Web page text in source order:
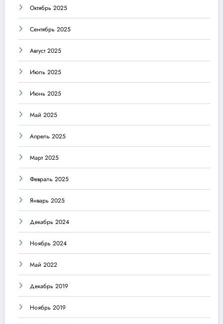
Октябрь 2025
Сентябрь 2025
Август 2025
Июль 2025
Июнь 2025
Май 2025
Апрель 2025
Март 2025
Февраль 2025
Январь 2025
Декабрь 2024
Ноябрь 2024
Май 2022
Декабрь 2019
Ноябрь 2019